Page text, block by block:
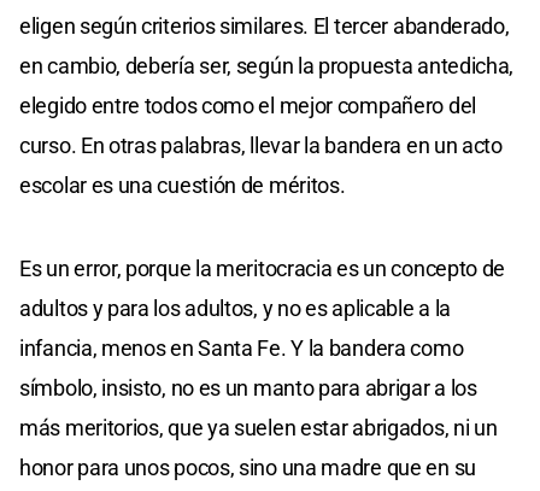
eligen según criterios similares. El tercer abanderado,
en cambio, debería ser, según la propuesta antedicha,
elegido entre todos como el mejor compañero del
curso. En otras palabras, llevar la bandera en un acto
escolar es una cuestión de méritos.
Es un error, porque la meritocracia es un concepto de
adultos y para los adultos, y no es aplicable a la
infancia, menos en Santa Fe. Y la bandera como
símbolo, insisto, no es un manto para abrigar a los
más meritorios, que ya suelen estar abrigados, ni un
honor para unos pocos, sino una madre que en su